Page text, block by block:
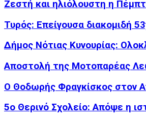
Ζεστή και ηλιόλουστη η
Τυρός: Επείγουσα διακομιδή
Δήμος Νότιας Κυνουρίας:
Αποστολή της Μοτοπαρέας
Ο Θοδωρής Φραγκίσκος στον
5ο Θερινό Σχολείο: Απόψε η